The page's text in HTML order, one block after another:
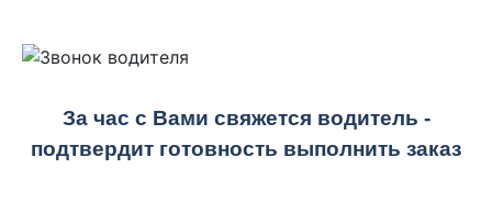
За час с Вами свяжется водитель -
подтвердит готовность выполнить заказ